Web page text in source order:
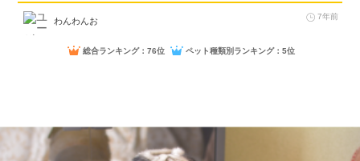
わんわんお 7年前
総合ランキング：76位 ペット種類別ランキング：5位